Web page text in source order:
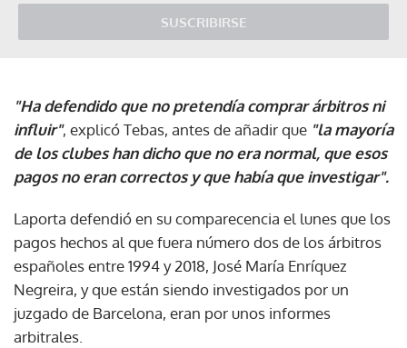
SUSCRIBIRSE
"Ha defendido que no pretendía comprar árbitros ni
influir", explicó Tebas, antes de añadir que "la mayoría
de los clubes han dicho que no era normal, que esos
pagos no eran correctos y que había que investigar".
Laporta defendió en su comparecencia el lunes que los
pagos hechos al que fuera número dos de los árbitros
españoles entre 1994 y 2018, José María Enríquez
Negreira, y que están siendo investigados por un
juzgado de Barcelona, eran por unos informes
arbitrales.